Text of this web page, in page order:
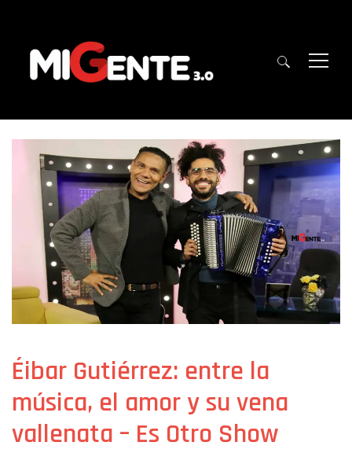
Éibar Gutiérrez: entre la
música, el amor y su vena
vallenata – Es Otro Show